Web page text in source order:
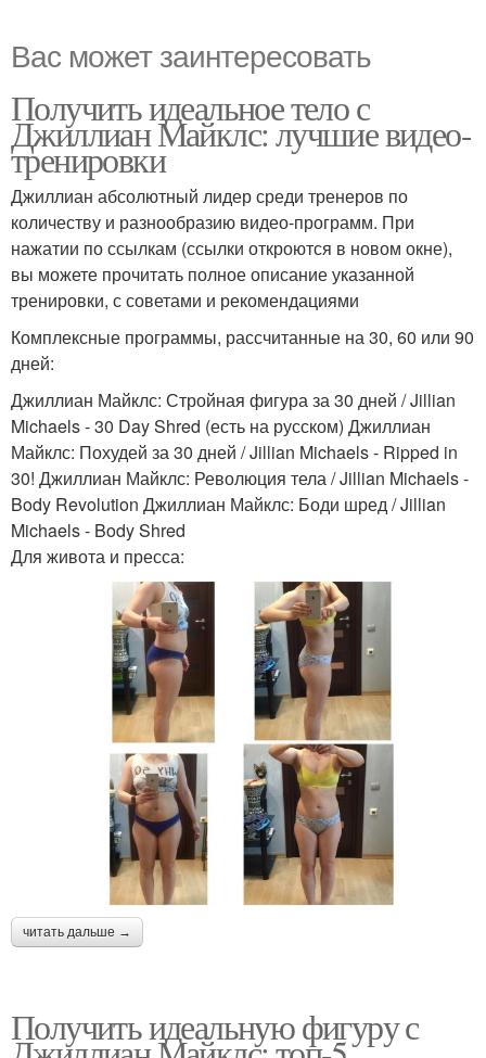
Вас может заинтересовать
Получить идеальное тело с
Джиллиан Майклс: лучшие видео-
тренировки
Джиллиан абсолютный лидер среди тренеров по
количеству и разнообразию видео-программ. При
нажатии по ссылкам (ссылки откроются в новом окне),
вы можете прочитать полное описание указанной
тренировки, с советами и рекомендациями
Комплексные программы, рассчитанные на 30, 60 или 90
дней:
Джиллиан Майклс: Стройная фигура за 30 дней / Jillian
Michaels - 30 Day Shred (есть на русском) Джиллиан
Майклс: Похудей за 30 дней / Jillian Michaels - Ripped in
30! Джиллиан Майклс: Революция тела / Jillian Michaels -
Body Revolution Джиллиан Майклс: Боди шред / Jillian
Michaels - Body Shred
Для живота и пресса:
читать дальше →
Получить идеальную фигуру с